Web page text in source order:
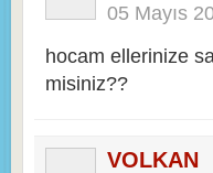
05 Mayıs
hocam ellerinize
misiniz??
VOLKAN